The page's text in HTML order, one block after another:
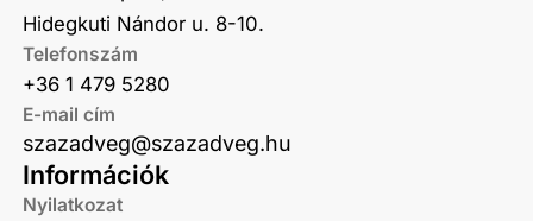
Információk
Nyilatkozat
Hidegkuti Nándor u. 8-10.
Telefonszám
+36 1 479 5280
E-mail cím
szazadveg@szazadveg.hu